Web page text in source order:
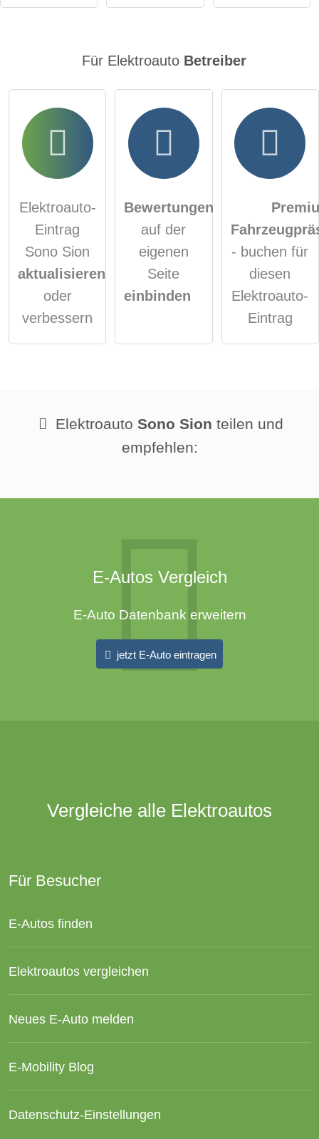
Elektroauto-Eintrag zu stellen.
Für Elektroauto Betreiber
Elektroauto-
Eintrag
Sono Sion
aktualisieren
oder
verbessern
Bewertungen
auf der
eigenen
Seite
einbinden
- buchen für
diesen
Elektroauto-
Eintrag
ElektroautoSono Sion teilen und
empfehlen:
E-Autos Vergleich
E-Auto Datenbank erweitern
jetzt E-Auto eintragen
Vergleiche alle Elektroautos
Für Besucher
E-Autos finden
Elektroautos vergleichen
Neues E-Auto melden
E-Mobility Blog
Datenschutz-Einstellungen